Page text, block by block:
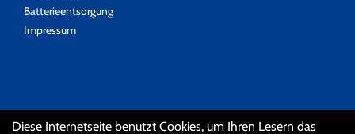
Batterieentsorgung
Impressum
SOZIALE MEDIEN
Diese Internetseite benutzt Cookies, um Ihren Lesern das